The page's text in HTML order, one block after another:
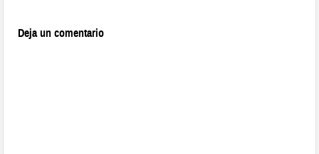
Deja un comentario